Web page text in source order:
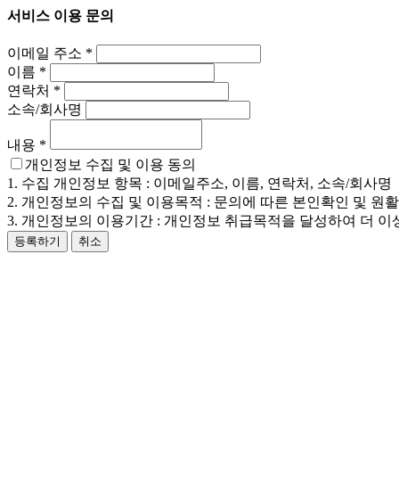
서비스 이용 문의
이메일 주소 *
이름 *
연락처 *
소속/회사명
내용 *
개인정보 수집 및 이용 동의
1. 수집 개인정보 항목 : 이메일주소, 이름, 연락처, 소속/회사명
2. 개인정보의 수집 및 이용목적 : 문의에 따른 본인확인 및 원
3. 개인정보의 이용기간 : 개인정보 취급목적을 달성하여 더
등록하기 취소